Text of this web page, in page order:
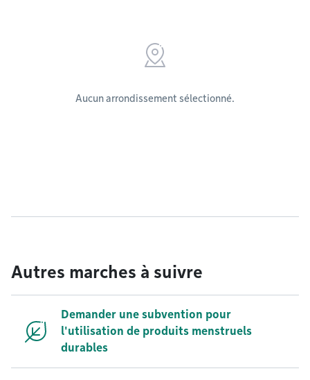
Aucun arrondissement sélectionné.
Autres marches à suivre
Demander une subvention pour
l'utilisation de produits menstruels
durables